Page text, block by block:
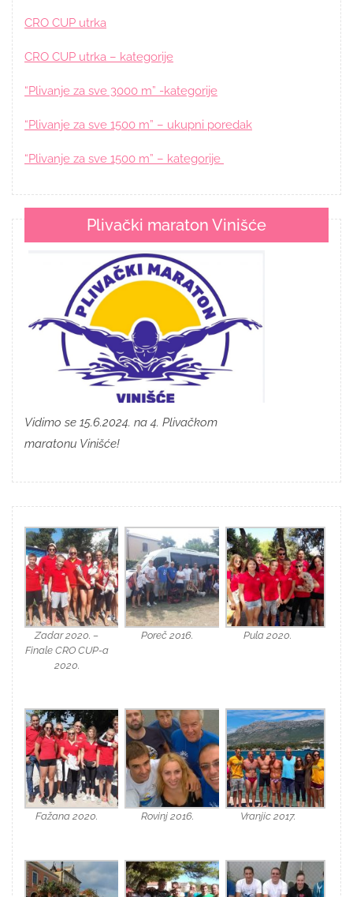
CRO CUP utrka
CRO CUP utrka – kategorije
“Plivanje za sve 3000 m” -kategorije
“Plivanje za sve 1500 m” – ukupni poredak
“Plivanje za sve 1500 m” – kategorije
Plivački maraton Vinišće
Vidimo se 15.6.2024. na 4. Plivačkom
maratonu Vinišće!
Zadar 2020. –
Finale CRO CUP-a
2020.
Poreč 2016. Pula 2020.
Fažana 2020. Rovinj 2016. Vranjic 2017.